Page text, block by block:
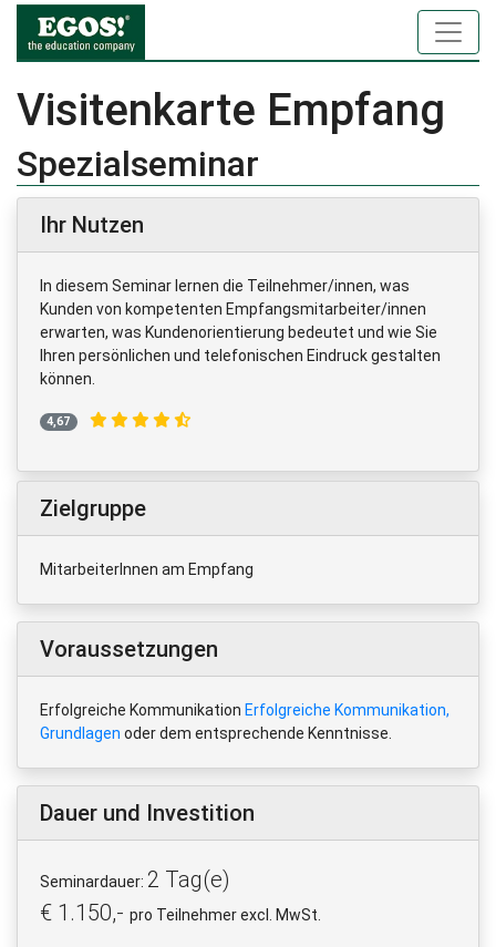
Visitenkarte Empfang
Spezialseminar
Ihr Nutzen
In diesem Seminar lernen die Teilnehmer/innen, was
Kunden von kompetenten Empfangsmitarbeiter/innen
erwarten, was Kundenorientierung bedeutet und wie Sie
Ihren persönlichen und telefonischen Eindruck gestalten
können.
4,67
Zielgruppe
MitarbeiterInnen am Empfang
Voraussetzungen
Erfolgreiche Kommunikation Erfolgreiche Kommunikation,
Grundlagen oder dem entsprechende Kenntnisse.
Dauer und Investition
Seminardauer: 2 Tag(e)
€ 1.150,- pro Teilnehmer excl. MwSt.